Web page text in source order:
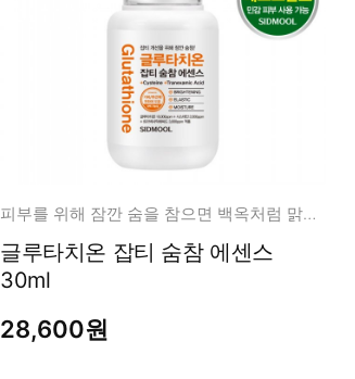
피부를 위해 잠깐 숨을 참으면 백옥처럼 맑고 밝고 깨끗!
글루타치온 잡티 숨참 에센스
30ml
28,600원